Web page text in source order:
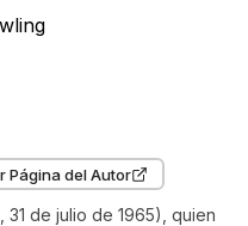
Página del Autor
31 de julio de 1965), quien